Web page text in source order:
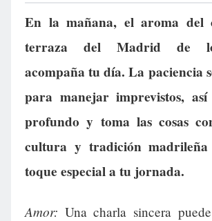
En la mañana, el aroma del
terraza del Madrid de
acompaña tu día. La paciencia
para manejar imprevistos,
profundo y toma las cosas
cultura y tradición
toque especial a tu jornada.
Amor: Una charla sincera